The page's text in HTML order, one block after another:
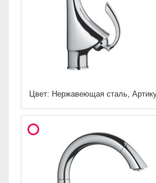
Цвет: Нержавеющая сталь,